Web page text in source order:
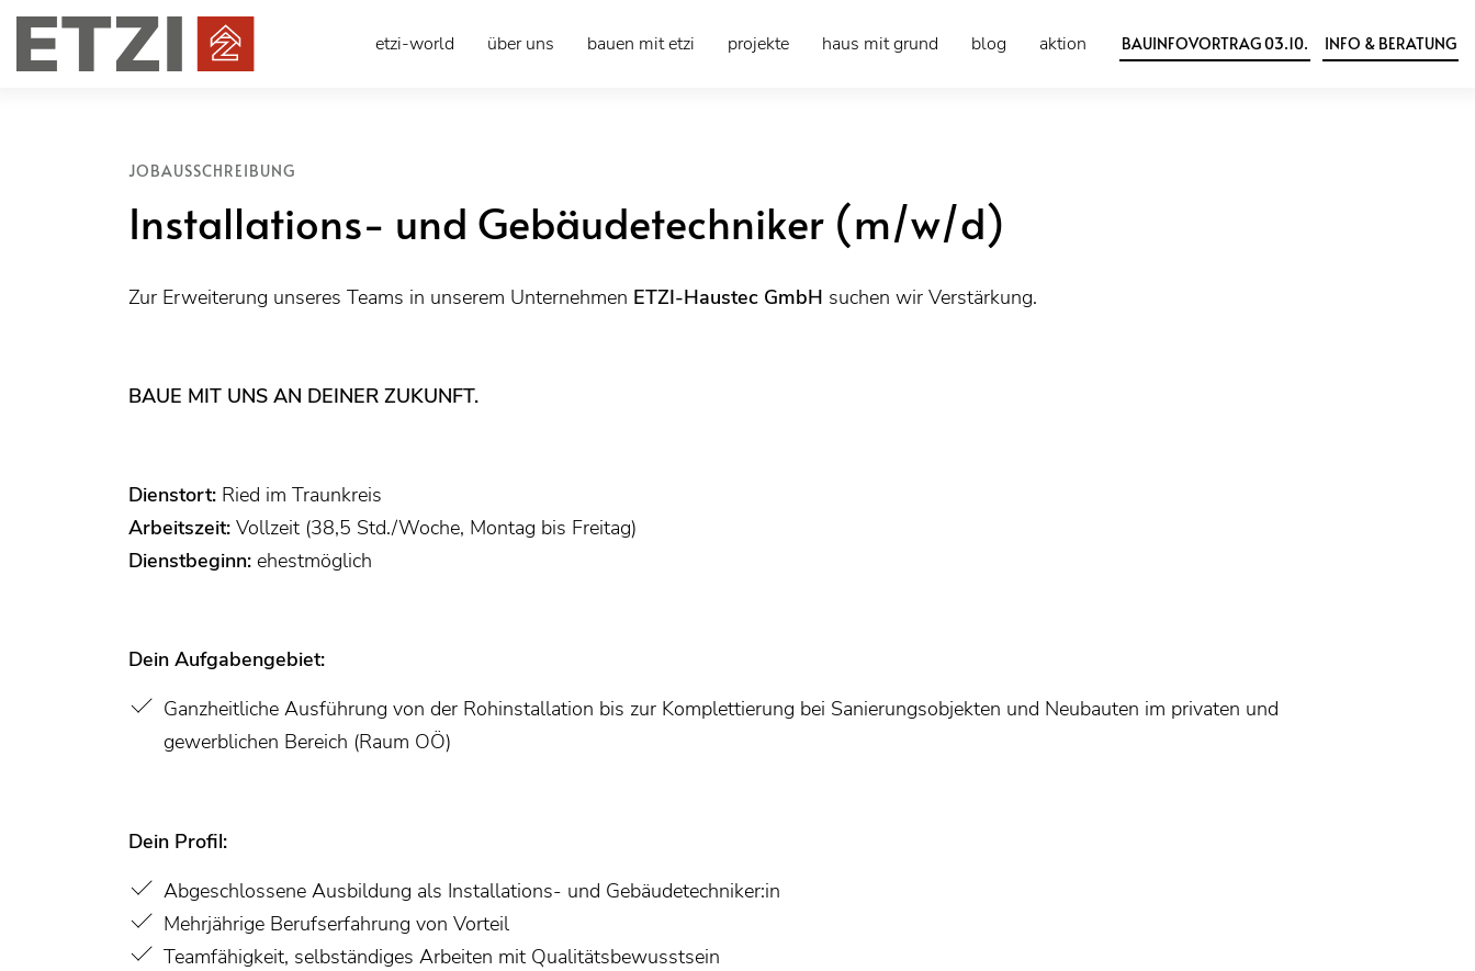
etzi-world über uns bauen mit etzi projekte haus mit grund blog aktion BAUINFOVORTRAG 03.10. INFO & BERATUNG
JOBAUSSCHREIBUNG
Installations- und Gebäudetechniker (m/w/d)
Zur Erweiterung unseres Teams in unserem Unternehmen ETZI-Haustec GmbH suchen wir Verstärkung.
BAUE MIT UNS AN DEINER ZUKUNFT.
Dienstort: Ried im Traunkreis
Arbeitszeit: Vollzeit (38,5 Std./Woche, Montag bis Freitag)
Dienstbeginn: ehestmöglich
Dein Aufgabengebiet:
Ganzheitliche Ausführung von der Rohinstallation bis zur Komplettierung bei Sanierungsobjekten und Neubauten im privaten und
gewerblichen Bereich (Raum OÖ)
Dein Profil:
Abgeschlossene Ausbildung als Installations- und Gebäudetechniker:in
Mehrjährige Berufserfahrung von Vorteil
Teamfähigkeit, selbständiges Arbeiten mit Qualitätsbewusstsein